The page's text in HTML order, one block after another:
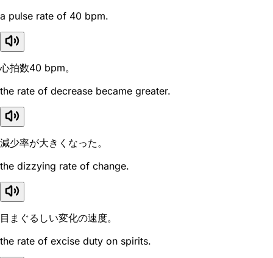
a pulse rate of 40 bpm.
心拍数40 bpm。
the rate of decrease became greater.
減少率が大きくなった。
the dizzying rate of change.
目まぐるしい変化の速度。
the rate of excise duty on spirits.